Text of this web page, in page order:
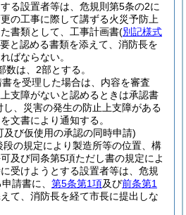
る設置者等は、危規則第5条の2に
の工事に際して講ずる火災予防上
書類として、工事計画書(別記様式
と認める書類を添えて、消防長を
ばならない。
数は、2部とする。
を受理した場合は、内容を審査
支障がないと認めるときは承認書
し、災害の発生の防止上支障がある
文書により通知する。
び仮使用の承認の同時申請)
の規定により製造所等の位置、構
及び同条第5項ただし書の規定によ
受けようとする設置者等は、危規
請書に、 第5条第1項及び前条第1
て、消防長を経て市長に提出しな